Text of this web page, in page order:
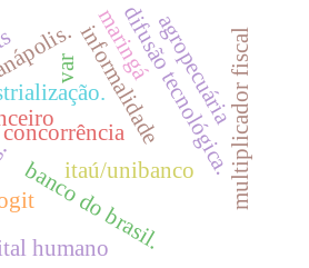
difusão tecnológica.
itaú/unibanco
banco do brasil.
informalidade
concorrência multiplicador fiscal
maringáagropecuária
humano
var